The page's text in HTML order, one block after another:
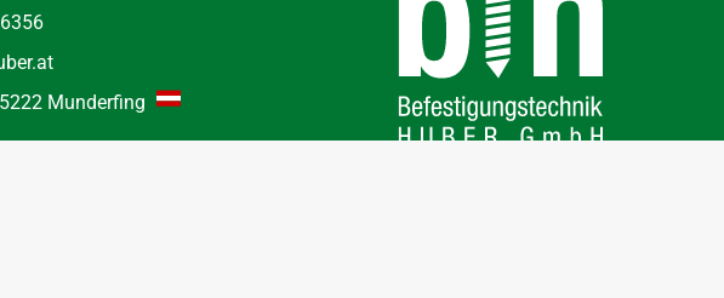
Munderfing